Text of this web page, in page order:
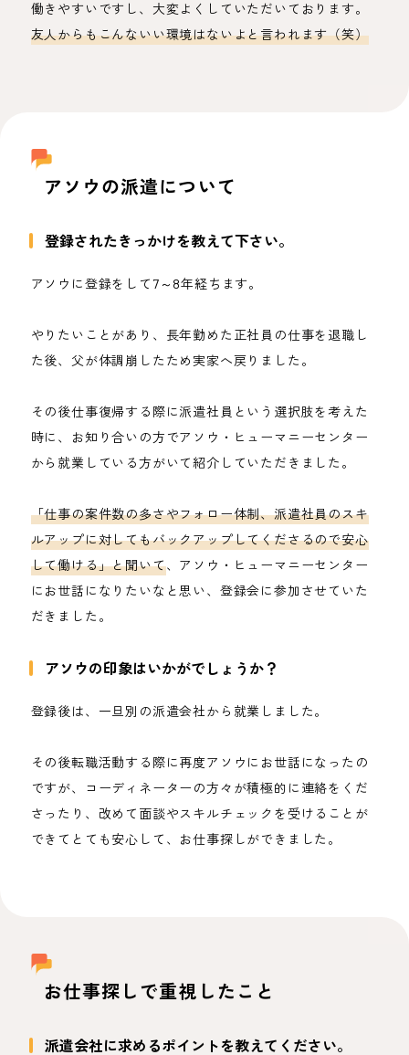
働きやすいですし、大変よくしていただいております。
友人からもこんないい環境はないよと言われます（笑）
アソウの派遣について
登録されたきっかけを教えて下さい。
アソウに登録をして7～8年経ちます。
やりたいことがあり、長年勤めた正社員の仕事を退職し
た後、父が体調崩したため実家へ戻りました。
その後仕事復帰する際に派遣社員という選択肢を考えた
時に、お知り合いの方でアソウ・ヒューマニーセンター
から就業している方がいて紹介していただきました。
「仕事の案件数の多さやフォロー体制、派遣社員のスキ
ルアップに対してもバックアップしてくださるので安心
して働ける」と聞いて、アソウ・ヒューマニーセンター
にお世話になりたいなと思い、登録会に参加させていた
だきました。
アソウの印象はいかがでしょうか？
登録後は、一旦別の派遣会社から就業しました。
その後転職活動する際に再度アソウにお世話になったの
ですが、コーディネーターの方々が積極的に連絡をくだ
さったり、改めて面談やスキルチェックを受けることが
できてとても安心して、お仕事探しができました。
お仕事探しで重視したこと
派遣会社に求めるポイントを教えてください。